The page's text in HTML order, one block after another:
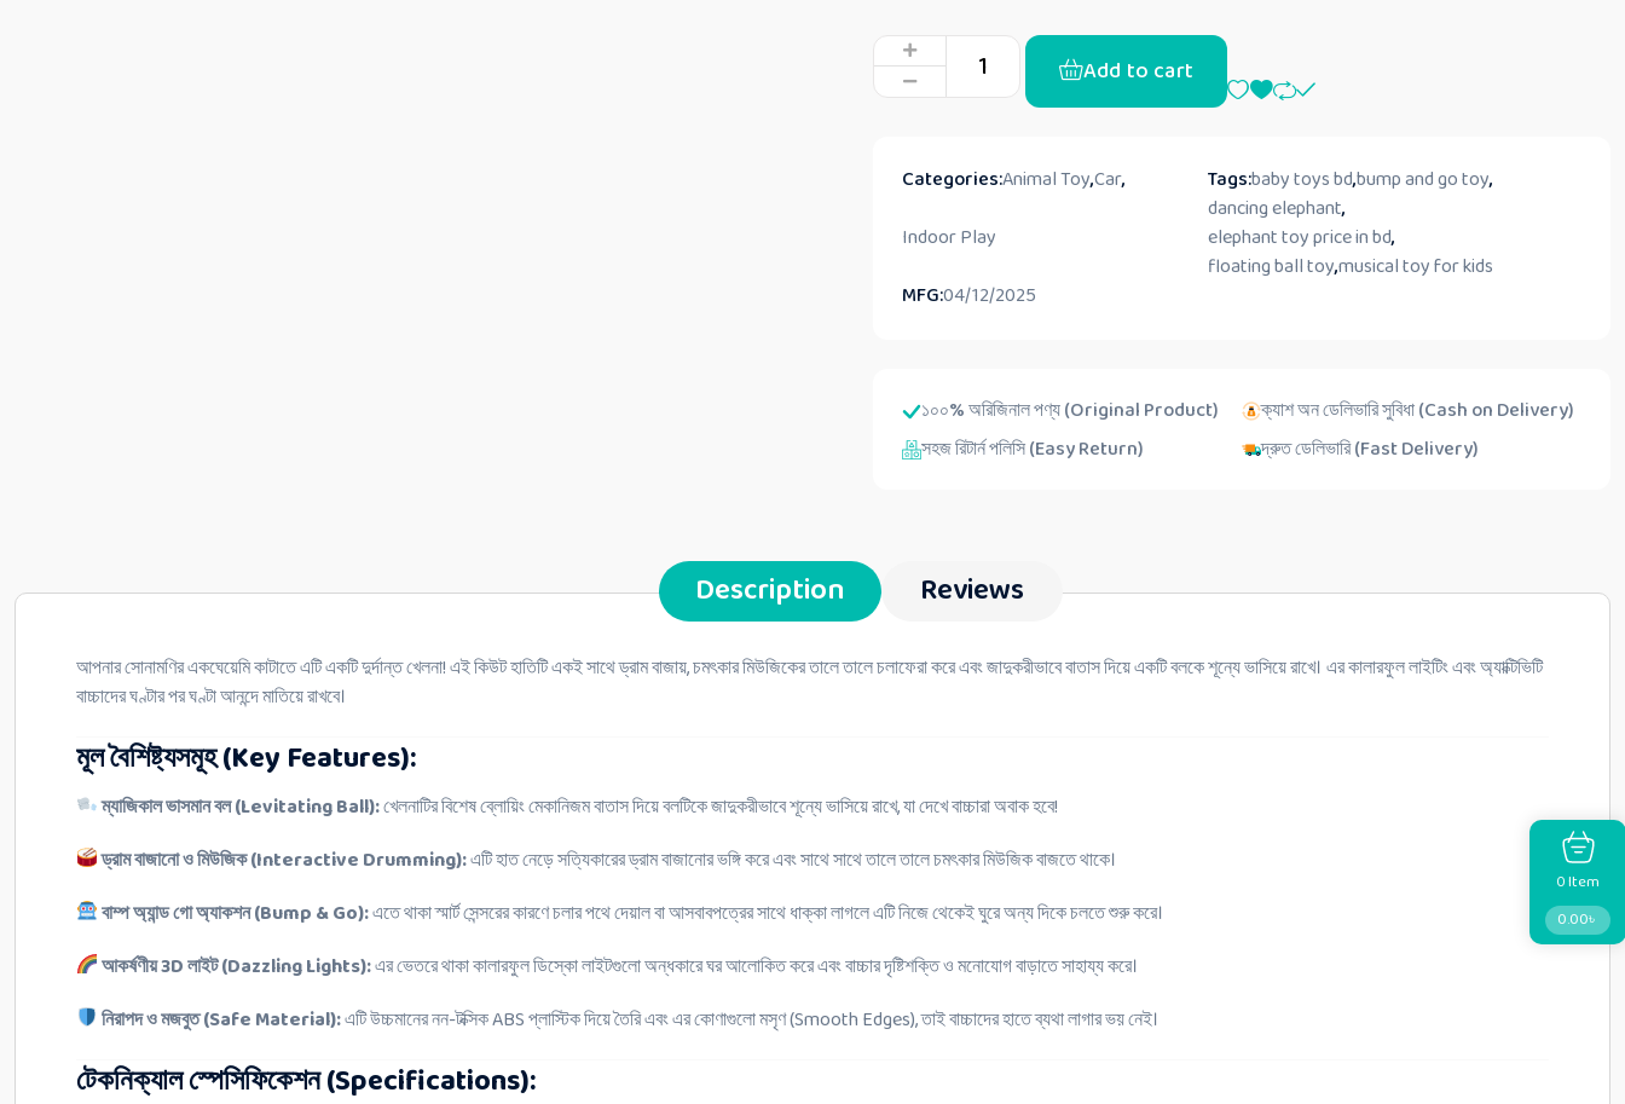
Add to cart
Categories:Animal Toy,Car,
Indoor Play
Tags:baby toys bd,bump and go toy,
dancing elephant,
elephant toy price in bd,
floating ball toy,musical toy for kids
MFG:04/12/2025
১০০% অরিজিনাল পণ্য (Original Product)
ক্যাশ অন ডেলিভারি সুবিধা (Cash on Delivery)
সহজ রিটার্ন পলিসি (Easy Return)
দ্রুত ডেলিভারি (Fast Delivery)
Description Reviews
আপনার সোনামণির একঘেয়েমি কাটাতে এটি একটি দুর্দান্ত খেলনা! এই কিউট হাতিটি একই সাথে ড্রাম বাজায়, চমৎকার মিউজিকের তালে তালে চলাফেরা করে এবং জাদুকরীভাবে বাতাস দিয়ে একটি বলকে শূন্যে ভাসিয়ে রাখে। এর কালারফুল লাইটিং এবং অ্যাক্টিভিটি
বাচ্চাদের ঘণ্টার পর ঘণ্টা আনন্দে মাতিয়ে রাখবে।
মূল বৈশিষ্ট্যসমূহ (Key Features):
ম্যাজিকাল ভাসমান বল (Levitating Ball):খেলনাটির বিশেষ ব্লোয়িং মেকানিজম বাতাস দিয়ে বলটিকে জাদুকরীভাবে শূন্যে ভাসিয়ে রাখে, যা দেখে বাচ্চারা অবাক হবে!
ড্রাম বাজানো ও মিউজিক (Interactive Drumming):এটি হাত নেড়ে সত্যিকারের ড্রাম বাজানোর ভঙ্গি করে এবং সাথে সাথে তালে তালে চমৎকার মিউজিক বাজতে থাকে।
বাম্প অ্যান্ড গো অ্যাকশন (Bump & Go):এতে থাকা স্মার্ট সেন্সরের কারণে চলার পথে দেয়াল বা আসবাবপত্রের সাথে ধাক্কা লাগলে এটি নিজে থেকেই ঘুরে অন্য দিকে চলতে শুরু করে।
আকর্ষণীয় 3D লাইট (Dazzling Lights):এর ভেতরে থাকা কালারফুল ডিস্কো লাইটগুলো অন্ধকারে ঘর আলোকিত করে এবং বাচ্চার দৃষ্টিশক্তি ও মনোযোগ বাড়াতে সাহায্য করে।
নিরাপদ ও মজবুত (Safe Material):এটি উচ্চমানের নন-টক্সিক ABS প্লাস্টিক দিয়ে তৈরি এবং এর কোণাগুলো মসৃণ (Smooth Edges), তাই বাচ্চাদের হাতে ব্যথা লাগার ভয় নেই।
টেকনিক্যাল স্পেসিফিকেশন (Specifications):
0Item
0.00৳